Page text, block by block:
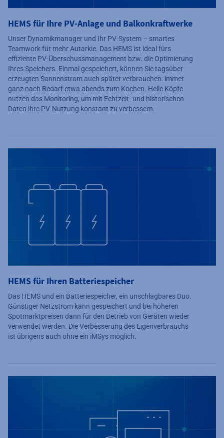
HEMS für Ihre PV-Anlage und Balkonkraftwerke
Unser Dynamikmanager und Ihr PV-System – smartes
Teamwork für mehr Autarkie. Das HEMS ist ideal fürs
effiziente PV-Überschussmanagement bzw. die Optimierung
Ihres Speichers. Einmal gespeichert, können Sie tagsüber
erzeugten Sonnenstrom auch später verbrauchen: immer
ganz nach Bedarf etwa abends zum Kochen. Helle Köpfe
nutzen das Monitoring, um mit Echtzeit- und historischen
Daten ihre PV-Nutzung konstant zu verbessern.
HEMS für Ihren Batteriespeicher
Das HEMS und ein Batteriespeicher, ein unschlagbares Duo.
Günstiger Netzstrom kann gespeichert und bei höheren
Spotmarktpreisen dann für den Betrieb von Geräten wieder
verwendet werden. Die Verbesserung des Eigenverbrauchs
ist übrigens auch ohne ein iMSys möglich.